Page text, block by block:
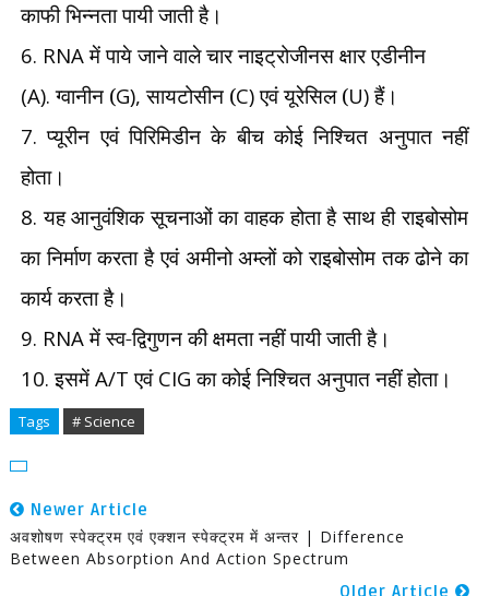
काफी भिन्नता पायी जाती है।
6. RNAमें पाये जाने वाले चार नाइट्रोजीनस क्षार एडीनीन
(A).ग्वानीन (G),सायटोसीन (C)एवं यूरेसिल (U)हैं।
7.प्यूरीन एवं पिरिमिडीन के बीच कोई निश्चित अनुपात नहीं
होता।
8.यह आनुवंशिक सूचनाओं का वाहक होता है साथ ही राइबोसोम
का निर्माण करता है एवं अमीनो अम्लों को राइबोसोम तक ढोने का
कार्य करता है।
9. RNAमें स्व-द्विगुणन की क्षमता नहीं पायी जाती है।
10.इसमें A/Tएवं CIGका कोई निश्चित अनुपात नहीं होता।
Tags # Science
Newer Article
अवशोषण स्पेक्ट्रम एवं एक्शन स्पेक्ट्रम में अन्तर | Difference
Between Absorption And Action Spectrum
Older Article